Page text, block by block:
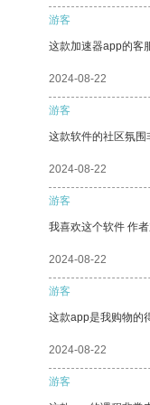
游客
这款加速器app的客
2024-08-22
游客
这款软件的社区氛围
2024-08-22
游客
我喜欢这个软件 作
2024-08-22
游客
这款app是我购物的
2024-08-22
游客